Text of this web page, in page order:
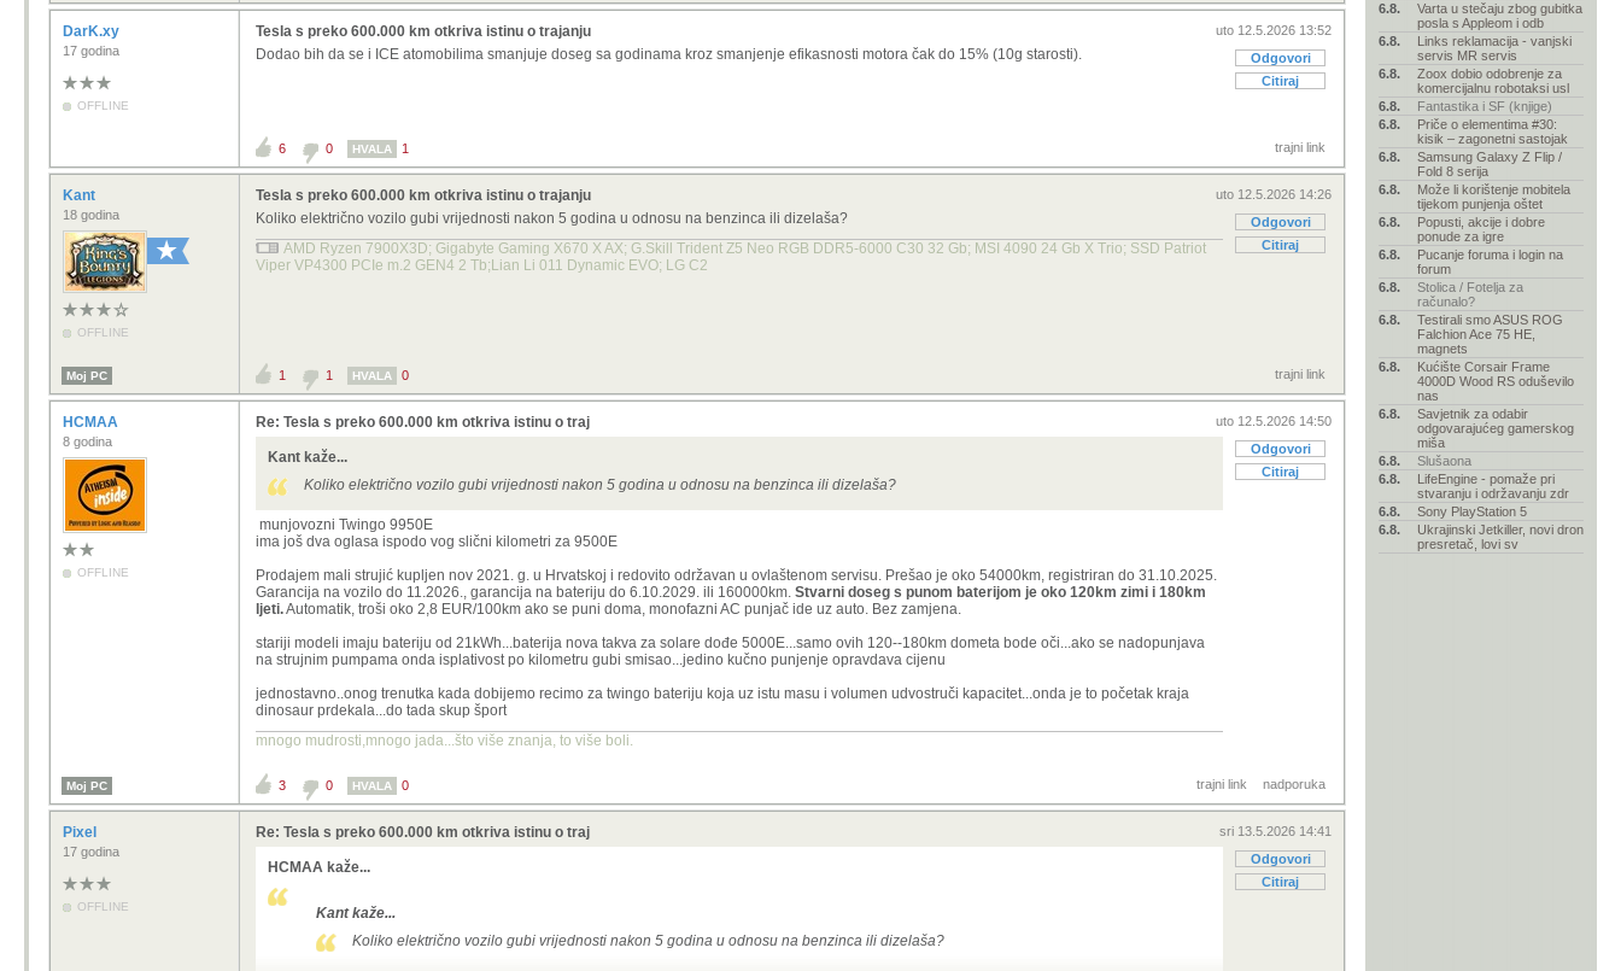
DarK.xy
17 godina
OFFLINE
uto 12.5.2026 13:52
Odgovori
Citiraj
Tesla s preko 600.000 km otkriva istinu o trajanju
Dodao bih da se i ICE atomobilima smanjuje doseg sa godinama kroz smanjenje efikasnosti motora čak do 15% (10g starosti).
trajni link
6 0 HVALA 1
Kant
18 godina
OFFLINE
uto 12.5.2026 14:26
Odgovori
Citiraj
Tesla s preko 600.000 km otkriva istinu o trajanju
Koliko električno vozilo gubi vrijednosti nakon 5 godina u odnosu na benzinca ili dizelaša?
AMD Ryzen 7900X3D; Gigabyte Gaming X670 X AX; G.Skill Trident Z5 Neo RGB DDR5-6000 C30 32 Gb; MSI 4090 24 Gb X Trio; SSD Patriot
Viper VP4300 PCIe m.2 GEN4 2 Tb;Lian Li 011 Dynamic EVO; LG C2
Moj PC trajni link
1 1 HVALA 0
HCMAA
8 godina
OFFLINE
uto 12.5.2026 14:50
Odgovori
Citiraj
Re: Tesla s preko 600.000 km otkriva istinu o traj
Kant kaže...
Koliko električno vozilo gubi vrijednosti nakon 5 godina u odnosu na benzinca ili dizelaša?
munjovozni Twingo 9950E
ima još dva oglasa ispodo vog slični kilometri za 9500E
Prodajem mali strujić kupljen nov 2021. g. u Hrvatskoj i redovito održavan u ovlaštenom servisu. Prešao je oko 54000km, registriran do 31.10.2025.
Garancija na vozilo do 11.2026., garancija na bateriju do 6.10.2029. ili 160000km. Stvarni doseg s punom baterijom je oko 120km zimi i 180km
ljeti.Automatik, troši oko 2,8 EUR/100km ako se puni doma, monofazni AC punjač ide uz auto. Bez zamjena.
stariji modeli imaju bateriju od 21kWh...baterija nova takva za solare dođe 5000E...samo ovih 120--180km dometa bode oči...ako se nadopunjava
na strujnim pumpama onda isplativost po kilometru gubi smisao...jedino kučno punjenje opravdava cijenu
jednostavno..onog trenutka kada dobijemo recimo za twingo bateriju koja uz istu masu i volumen udvostruči kapacitet...onda je to početak kraja
dinosaur prdekala...do tada skup šport
mnogo mudrosti,mnogo jada...što više znanja, to više boli.
Moj PC trajni link nadporuka
3 0 HVALA 0
Pixel
17 godina
OFFLINE
sri 13.5.2026 14:41
Odgovori
Citiraj
Re: Tesla s preko 600.000 km otkriva istinu o traj
HCMAA kaže...
Kant kaže...
Koliko električno vozilo gubi vrijednosti nakon 5 godina u odnosu na benzinca ili dizelaša?
6.8.
Varta u stečaju zbog gubitka
posla s Appleom i odb
6.8.
Links reklamacija - vanjski
servis MR servis
6.8.
Zoox dobio odobrenje za
komercijalnu robotaksi usl
6.8.
Fantastika i SF (knjige)
6.8.
Priče o elementima #30:
kisik – zagonetni sastojak
6.8.
Samsung Galaxy Z Flip /
Fold 8 serija
6.8.
Može li korištenje mobitela
tijekom punjenja oštet
6.8.
Popusti, akcije i dobre
ponude za igre
6.8.
Pucanje foruma i login na
forum
6.8.
Stolica / Fotelja za
računalo?
6.8.
Testirali smo ASUS ROG
Falchion Ace 75 HE,
magnets
6.8.
Kućište Corsair Frame
4000D Wood RS oduševilo
nas
6.8.
Savjetnik za odabir
odgovarajućeg gamerskog
miša
6.8.
Slušaona
6.8.
LifeEngine - pomaže pri
stvaranju i održavanju zdr
6.8.
Sony PlayStation 5
6.8.
Ukrajinski Jetkiller, novi dron
presretač, lovi sv